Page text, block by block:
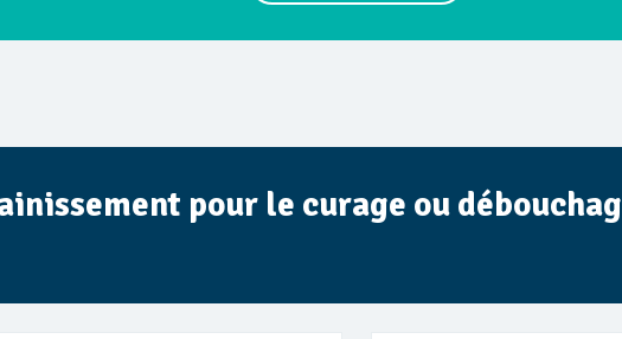
pour le curage ou